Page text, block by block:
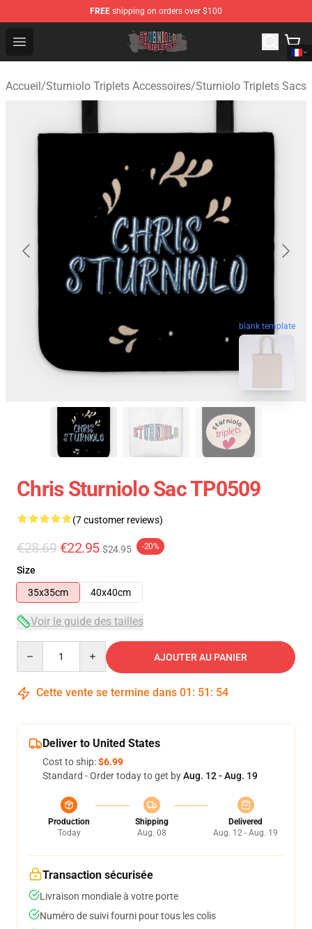
FREE shipping on orders over $100
Open menu
Sturniolo Triplets Shop - Official Sturniolo Triplets
Accueil/Sturniolo Triplets Accessoires/Sturniolo Triplets Sacs
blank template
Chris Sturniolo Sac TP0509
(7 customer reviews)
€28.69 €22.95 $24.95 -20%
Size
35x35cm
40x40cm
Voir le guide des tailles
AJOUTER AU PANIER
Cette vente se termine dans 01 : 51 : 54
Deliver to United States
Cost to ship:$6.99
Standard - Order today to get byAug. 12 - Aug. 19
Production
Today
Shipping
Aug. 08
Delivered
Aug. 12 - Aug. 19
Transaction sécurisée
Livraison mondiale à votre porte
Numéro de suivi fourni pour tous les colis